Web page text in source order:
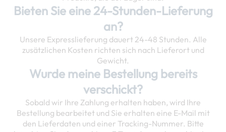
Bieten Sie eine 24-Stunden-Lieferung
an?
Unsere Expresslieferung dauert 24-48 Stunden. Alle
zusätzlichen Kosten richten sich nach Lieferort und
Gewicht.
Wurde meine Bestellung bereits
verschickt?
Sobald wir Ihre Zahlung erhalten haben, wird Ihre
Bestellung bearbeitet und Sie erhalten eine E-Mail mit
den Lieferdaten und einer Tracking-Nummer. Bitte